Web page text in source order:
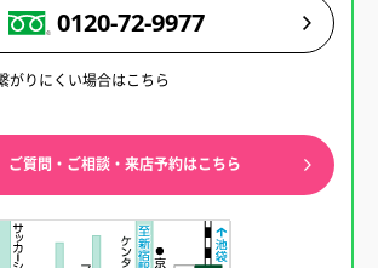
0120-72-9977
がりにくい場合はこちら
ご質問・ご相談・来店予約はこちら